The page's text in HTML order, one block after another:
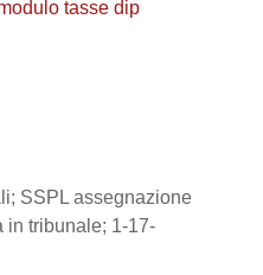
tasse dip
SSPL assegnazione
in tribunale; 1-17-